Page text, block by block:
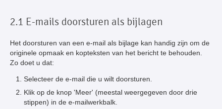
2.1 E-mails doorsturen als bijlagen
Het doorsturen van een e-mail als bijlage kan handig zijn om de
originele opmaak en kopteksten van het bericht te behouden.
Zo doet u dat:
Selecteer de e-mail die u wilt doorsturen.
Klik op de knop 'Meer' (meestal weergegeven door drie
stippen) in de e-mailwerkbalk.